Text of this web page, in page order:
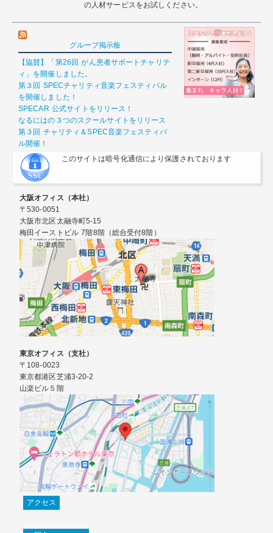
の人材サービスをお試しください。
グループ掲示板
【協賛】「第26回 がん患者サポートチャリテ
ィ」を開催しました。
第３回 SPECチャリティ音楽フェスティバル
を開催しました！
SPECAR 公式サイトをリリース！
なるにはの３つのスクールサイトをリリース
第３回 チャリティ＆SPEC音楽フェスティバ
ル開催！
このサイトは暗号化通信により保護されております
大阪オフィス（本社）
〒530-0051
大阪市北区太融寺町5-15
梅田イーストビル 7階8階（総合受付8階）
東京オフィス（支社）
〒108-0023
東京都港区芝浦3-20-2
山楽ビル５階
アクセス